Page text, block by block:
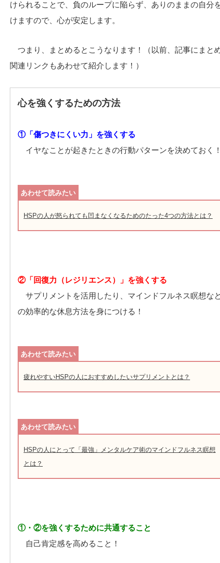
けられることで、負のループに陥らず、ありのままの自分
けますので、心が安定します。
つまり、まとめるとこうなります！（以前、記事にまと
関連リンクもあわせて紹介します！）
心を強くするための方法
①「傷つきにくい力」を強くする
イヤなことが起きたときの行動パターンを決めておく
HSPの人が怒られても凹まなくなるためのたった4つの方法とは？
②「回復力（レジリエンス）」を強くする
サプリメントを活用したり、マインドフルネス瞑想な
の効率的な休息方法を身につける！
疲れやすいHSPの人におすすめしたいサプリメントとは？
HSPの人にとって「最強」メンタルケア術のマインドフルネス瞑想
とは？
①・②を強くするために共通すること
自己肯定感を高めること！